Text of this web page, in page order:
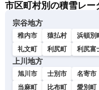
市区町村別の積雪レー
宗谷地方
稚内市 猿払村 浜頓別
礼文町
利尻町 利尻富
上川地方
旭川市 士別市 名寄市
当麻町
比布町 愛別町